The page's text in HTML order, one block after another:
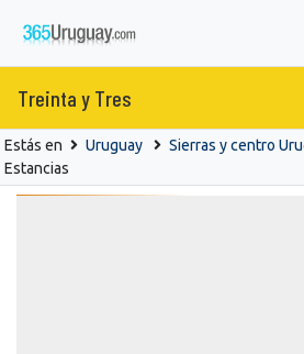
Treinta y Tres
Estás en Uruguay Sierras y centro
Estancias